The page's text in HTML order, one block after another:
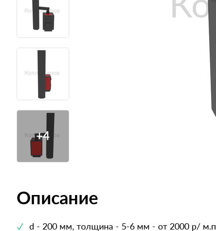
+4
Описание
d - 200 мм, толщина - 5-6 мм - от 2000 р/ м.п